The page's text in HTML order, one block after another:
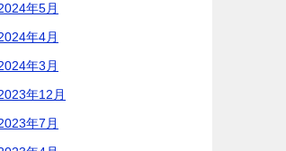
年5月
年4月
年3月
年12月
年7月